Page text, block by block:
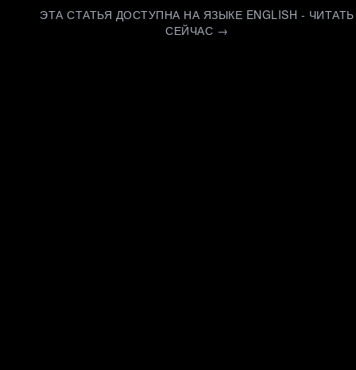
ЭТА СТАТЬЯ ДОСТУПНА НА ЯЗЫКЕ ENGLISH - ЧИТАТЬ
СЕЙЧАС →